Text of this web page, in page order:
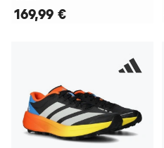
169,99 €